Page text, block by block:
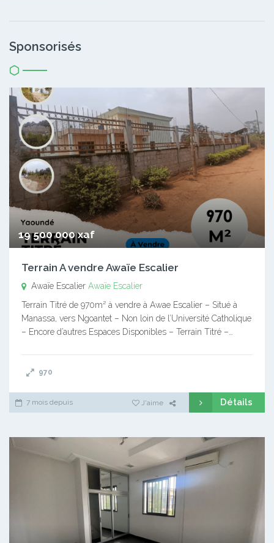
Sponsorisés
19 500 000 xaf
Terrain A vendre Awaïe Escalier
Awaïe Escalier Awaïe Escalier
Terrain Titré de 970m² à vendre à Awae Escalier – Situé à
Manassa, vers Ngoantet – Non loin de l’Université Catholique
– Encore d’autres Espaces Disponibles – Terrain Titré –…
970
7 mois depuis J'aime Détails